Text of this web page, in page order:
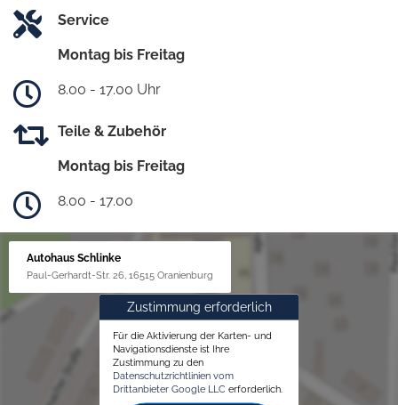
Service
Montag bis Freitag
8.00 - 17.00 Uhr
Teile & Zubehör
Montag bis Freitag
8.00 - 17.00
Autohaus Schlinke
Paul-Gerhardt-Str. 26, 16515 Oranienburg
Zustimmung erforderlich
Für die Aktivierung der Karten- und
Navigationsdienste ist Ihre
Zustimmung zu den
Datenschutzrichtlinien vom
Drittanbieter Google LLC erforderlich.